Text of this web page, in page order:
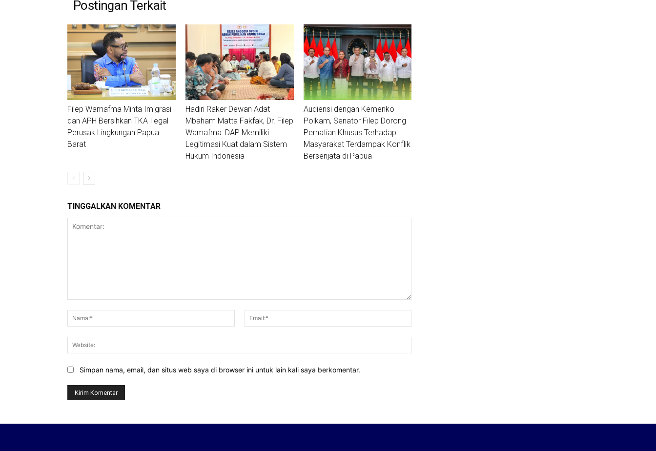
Postingan Terkait
Filep Wamafma Minta Imigrasi
dan APH Bersihkan TKA Ilegal
Perusak Lingkungan Papua
Barat
Hadiri Raker Dewan Adat
Mbaham Matta Fakfak, Dr. Filep
Wamafma: DAP Memiliki
Legitimasi Kuat dalam Sistem
Hukum Indonesia
Audiensi dengan Kemenko
Polkam, Senator Filep Dorong
Perhatian Khusus Terhadap
Masyarakat Terdampak Konflik
Bersenjata di Papua
TINGGALKAN KOMENTAR
Nama:*
Simpan nama, email, dan situs web saya di browser ini untuk lain kali saya berkomentar.